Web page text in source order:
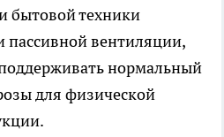
бытовой техники
вентиляции,
нормальный
для физической